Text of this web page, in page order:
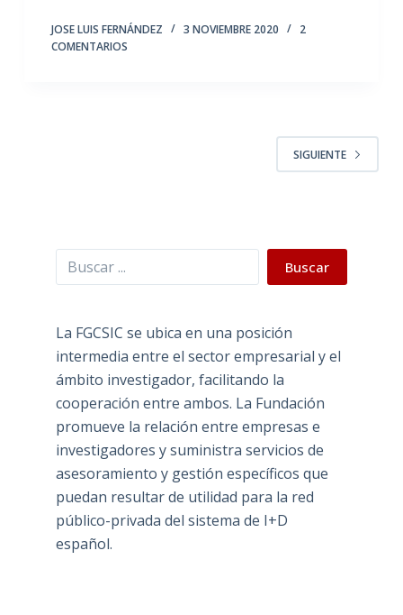
JOSE LUIS FERNÁNDEZ 3 NOVIEMBRE 2020
2
COMENTARIOS
SIGUIENTE
Buscar Buscar
La FGCSIC se ubica en una posición
intermedia entre el sector empresarial y el
ámbito investigador, facilitando la
cooperación entre ambos. La Fundación
promueve la relación entre empresas e
investigadores y suministra servicios de
asesoramiento y gestión específicos que
puedan resultar de utilidad para la red
público-privada del sistema de I+D
español.